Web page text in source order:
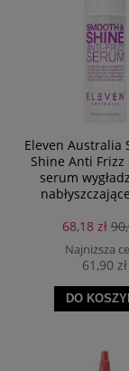
Eleven Australia
Shine Anti Frizz
serum
68,18 zł
Najniższa
61,90 zł
DO